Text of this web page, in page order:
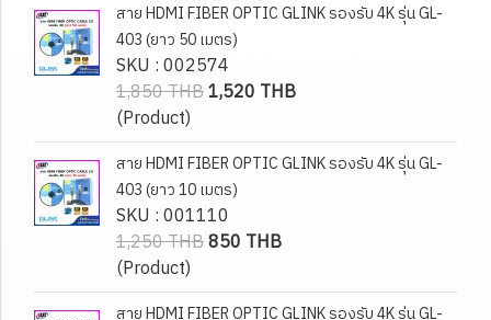
สาย HDMI FIBER OPTIC GLINK รองรับ 4K รุ่น GL-
403 (ยาว 50 เมตร)
SKU : 002574
1,850 THB1,520 THB
(Product)
สาย HDMI FIBER OPTIC GLINK รองรับ 4K รุ่น GL-
403 (ยาว 10 เมตร)
SKU : 001110
1,250 THB850 THB
(Product)
สาย HDMI FIBER OPTIC GLINK รองรับ 4K รุ่น GL-